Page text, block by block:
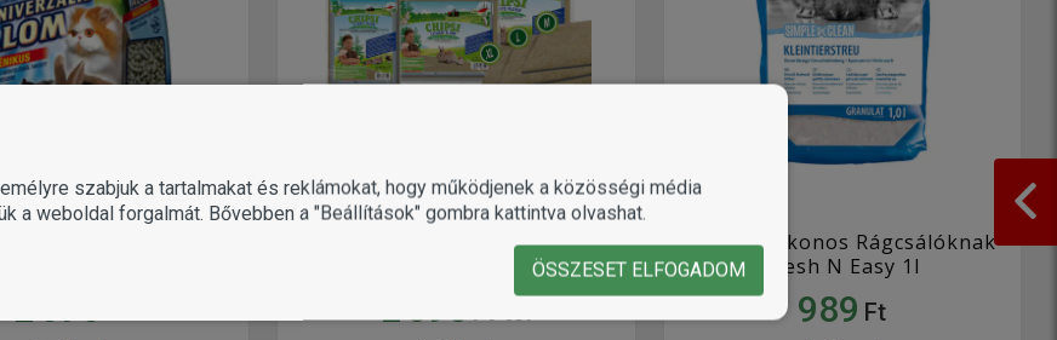
Univerzális alom
2 090
Chipsi klímabarát kenderrost
rágcsálószőnyeg kisállatoknak
2 090Ft-tól
Alom Szilikonos Rágcsálóknak
Fresh N Easy 1l
989 Ft
szabjuk a tartalmakat és reklámokat, hogy működjenek a közösségi média
a weboldal forgalmát. Bővebben a "Beállítások" gombra kattintva olvashat.
ÖSSZESET ELFOGADOM